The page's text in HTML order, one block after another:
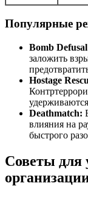
Популярные
Bomb
заложить
Hostage
Deathmatch:
влияния на
быстрого
Советы для